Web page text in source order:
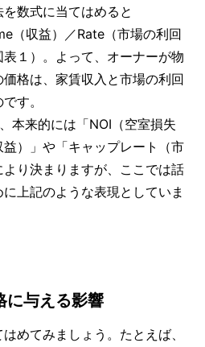
数式に当てはめると
（収益）／Rate（市場の利回
１）。よって、オーナーが物
格は、家賃収入と市場の利回
す。
本来的には「NOI（空室損失
）」や「キャップレート（市
り決まりますが、ここでは話
上記のような表現としていま
に与える影響
めてみましょう。たとえば、